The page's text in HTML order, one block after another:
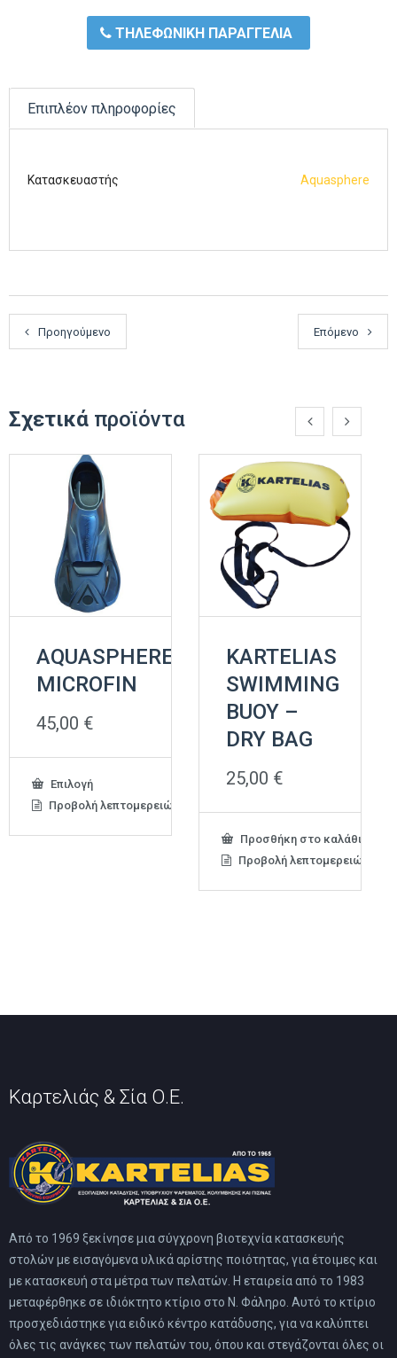
ΤΗΛΕΦΩΝΙΚΗ ΠΑΡΑΓΓΕΛΙΑ
Επιπλέον πληροφορίες
Κατασκευαστής Aquasphere
Προηγούμενο Επόμενο
Σχετικά προϊόντα
AQUASPHERE
MICROFIN
45,00 €
ΕπιλογήΑυτό
το
προϊόν
έχει
προϊόντος
Προβολή λεπτομερειών
KARTELIAS
SWIMMING
BUOY –
DRY BAG
25,00 €
Προσθήκη στο καλάθι
Προβολή λεπτομερειών
Καρτελιάς & Σία Ο.Ε.
Από το 1969 ξεκίνησε μια σύγχρονη βιοτεχνία κατασκευής
στολών με εισαγόμενα υλικά αρίστης ποιότητας, για έτοιμες και
με κατασκευή στα μέτρα των πελατών. Η εταιρεία από το 1983
μεταφέρθηκε σε ιδιόκτητο κτίριο στο Ν. Φάληρο. Αυτό το κτίριο
προσχεδιάστηκε για ειδικό κέντρο κατάδυσης, για να καλύπτει
όλες τις ανάγκες των πελατών του, όπου και στεγάζονται όλες οι